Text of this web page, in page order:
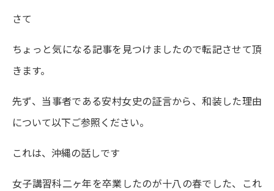
さて
ちょっと気になる記事を見つけましたので転記させて頂
きます。
先ず、当事者である安村女史の証言から、和装した理由
について以下ご参照ください。
これは、沖縄の話しです
女子講習科二ヶ年を卒業したのが十八の春でした、これ